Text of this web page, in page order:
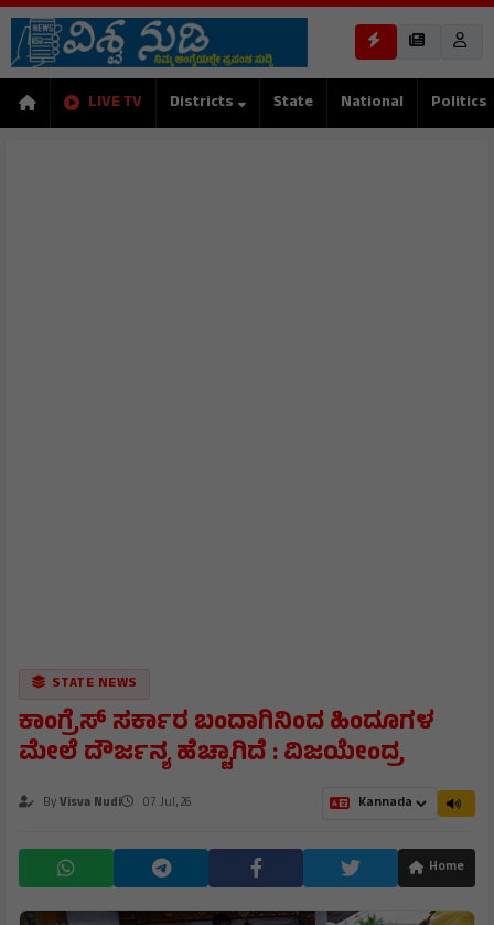
LIVE TV Districts State National Politics
STATE NEWS
ಕಾಂಗ್ರೆಸ್ ಸರ್ಕಾರ ಬಂದಾಗಿನಿಂದ ಹಿಂದೂಗಳ
ಮೇಲೆ ದೌರ್ಜನ್ಯ ಹೆಚ್ಚಾಗಿದೆ : ವಿಜಯೇಂದ್ರ
ByVisva Nudi 07 Jul, 26
Home